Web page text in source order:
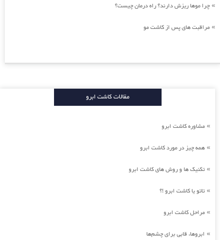
» چرا موها ریزش دارند؟ راه درمان چیست؟
» مراقبت های پس از کاشت مو
مقالات کاشت ابرو
» مشاوره کاشت ابرو
» همه چیز در مورد کاشت ابرو
» تکنیک ها و روش های کاشت ابرو
» تاتو یا کاشت ابرو !؟
» مراحل کاشت ابرو
» ابروها، قابی برای چشم‌ها